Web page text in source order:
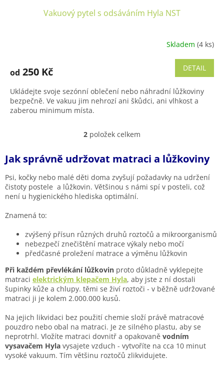
Vakuový pytel s odsáváním Hyla NST
Skladem (4 ks)
od 250 Kč DETAIL
Ukládejte svoje sezónní oblečení nebo náhradní lůžkoviny
bezpečně. Ve vakuu jim nehrozí ani škůdci, ani vlhkost a
zaberou minimum místa.
O
l
á
d
a
c
v
k
y
ý
p
i
s
2 položek celkem
Jak správně udržovat matraci a lůžkoviny
Psi, kočky nebo malé děti doma zvyšují požadavky na udržení
čistoty postele a lůžkovin. Většinou s námi spí v posteli, což
není u hygienického hlediska optimální.
Znamená to:
zvýšený přísun různých druhů roztočů a mikroorganismů
nebezpečí znečištění matrace výkaly nebo močí
předčasné proležení matrace a výměnu lůžkovin
Při každém převlékání lůžkovin proto důkladně vyklepejte
matraci elektrickým klepačem Hyla, aby jste z ní dostali
šupinky kůže a chlupy. těmi se živí roztoči - v běžně udržované
matraci ji je kolem 2.000.000 kusů.
Na jejich likvidaci bez použití chemie složí právě matracové
pouzdro nebo obal na matraci. Je ze silného plastu, aby se
neprotrhl. Vložíte matraci dovnitř a opakovaně vodním
vysavačem Hyla vysajete vzduch - vytvoříte na cca 10 minut
vysoké vakuum. Tím většinu roztočů zlikvidujete.